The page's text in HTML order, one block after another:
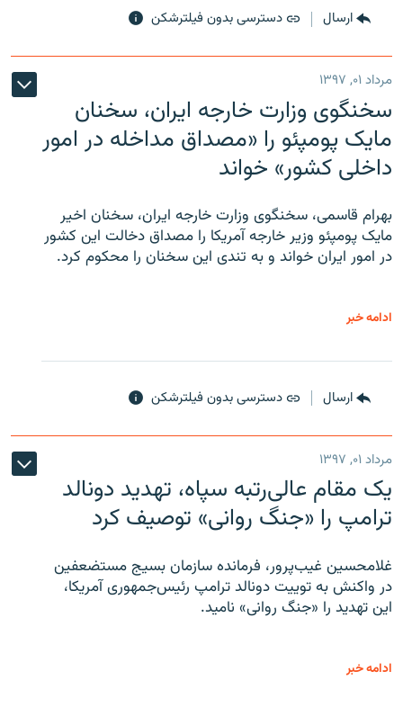
ارسال دسترسی بدون فیلترشکن
مرداد ۰۱, ۱۳۹۷
سخنگوی وزارت خارجه ایران، سخنان
مایک پومپئو را «مصداق مداخله در امور
داخلی کشور» خواند
بهرام قاسمی، سخنگوی وزارت خارجه ایران، سخنان اخیر
مایک پومپئو وزیر خارجه آمریکا را مصداق دخالت این کشور
در امور ایران خواند و به تندی این سخنان را محکوم کرد.
ادامه خبر
ارسال دسترسی بدون فیلترشکن
مرداد ۰۱, ۱۳۹۷
یک مقام عالی‌رتبه سپاه، تهدید دونالد
ترامپ را «جنگ روانی» توصیف کرد
غلامحسین غیب‌پرور، فرمانده سازمان بسیج مستضعفین
در واکنش به توییت دونالد ترامپ رئیس‌جمهوری آمریکا،
این تهدید را «جنگ روانی» نامید.
ادامه خبر